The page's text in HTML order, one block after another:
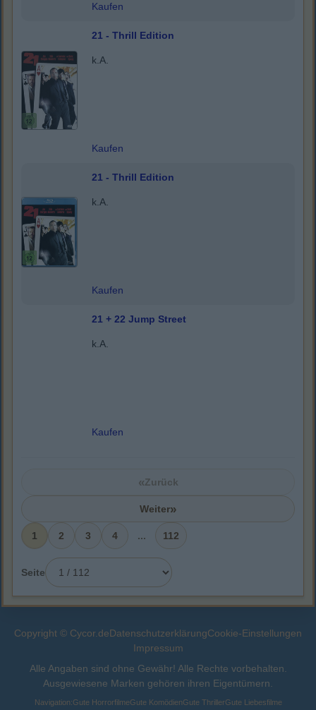
Kaufen
21 - Thrill Edition
k.A.
Kaufen
21 - Thrill Edition
k.A.
Kaufen
21 + 22 Jump Street
k.A.
Kaufen
«Zurück
1 2 3 4 ... 112
Weiter»
Seite
Copyright © Cycor.deDatenschutzerklärungCookie-Einstellungen
Impressum
Alle Angaben sind ohne Gewähr! Alle Rechte vorbehalten.
Ausgewiesene Marken gehören ihren Eigentümern.
Navigation:Gute HorrorfilmeGute KomödienGute ThrillerGute Liebesfilme